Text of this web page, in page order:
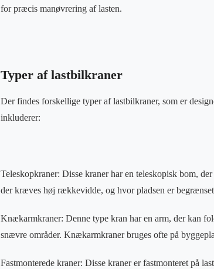
for præcis manøvrering af lasten.
Typer af lastbilkraner
Der findes forskellige typer af lastbilkraner, som er
inkluderer:
Teleskopkraner: Disse kraner har en teleskopisk bom,
der kræves høj rækkevidde, og hvor pladsen er
Knækarmkraner: Denne type kran har en arm, der kan
snævre områder. Knækarmkraner bruges ofte på
Fastmonterede kraner: Disse kraner er fastmonteret på